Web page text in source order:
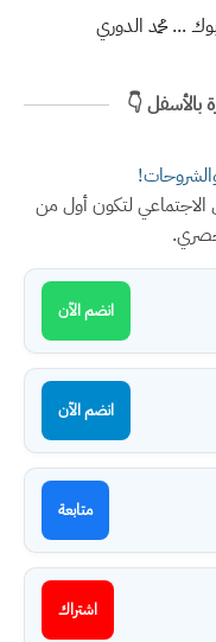
... محمد الدوري
بالأسفل 👇
الاجتماعي لتكون أول من
انضم الآن
انضم الآن
متابعة
اشتراك